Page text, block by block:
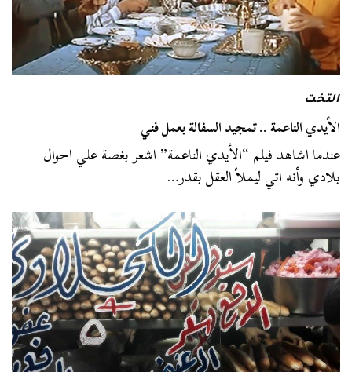
التخت
الأيدي الناعمة .. تمجيد السفالة بعمل فني
عندما اشاهد فيلم “الأيدي الناعمة” اشعر بغصة علي احوال
بلادي وأنه اتي ليملأ العقل بقدر…